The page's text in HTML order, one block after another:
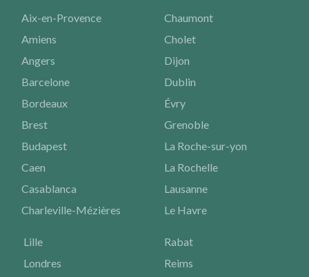
Aix-en-Provence
Amiens
Angers
Barcelone
Bordeaux
Brest
Budapest
Caen
Casablanca
Charleville-Mézières
Chaumont
Cholet
Dijon
Dublin
Évry
Grenoble
La Roche-sur-yon
La Rochelle
Lausanne
Le Havre
Lille
Londres
Rabat
Reims